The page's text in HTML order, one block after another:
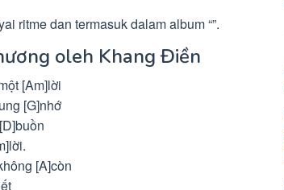
ritme dan termasuk dalam album “”.
oleh Khang Điền
[Am]lời
[G]nhớ
[A]còn